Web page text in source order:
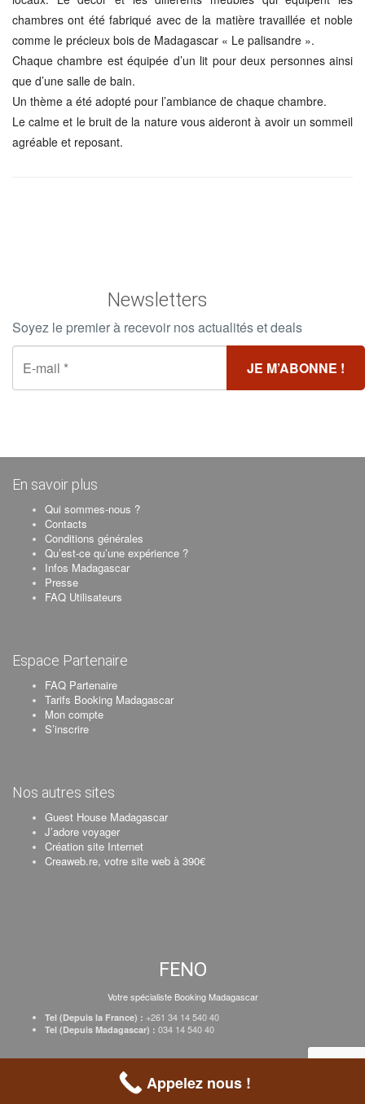
chambres ont été fabriqué avec de la matière travaillée et noble
comme le précieux bois de Madagascar « Le palisandre ».
Chaque chambre est équipée d’un lit pour deux personnes ainsi
que d’une salle de bain.
Un thème a été adopté pour l’ambiance de chaque chambre.
Le calme et le bruit de la nature vous aideront à avoir un sommeil
agréable et reposant.
Newsletters
Soyez le premier à recevoir nos actualités et deals
En savoir plus
Qui sommes-nous ?
Contacts
Conditions générales
Qu’est-ce qu’une expérience ?
Infos Madagascar
Presse
FAQ Utilisateurs
Espace Partenaire
FAQ Partenaire
Tarifs Booking Madagascar
Mon compte
S’inscrire
Nos autres sites
Guest House Madagascar
J’adore voyager
Création site Internet
Creaweb.re, votre site web à 390€
FENO
Votre spécialiste Booking Madagascar
Tel (Depuis la France) : +261 34 14 540 40
Tel (Depuis Madagascar) : 034 14 540 40
Inscrire votre établissement
Appelez nous !